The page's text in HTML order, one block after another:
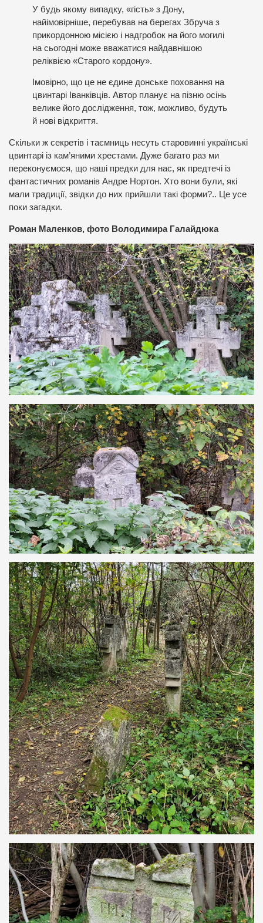
У будь якому випадку, «гість» з Дону,
найімовірніше, перебував на берегах Збруча з
прикордонною місією і надгробок на його могилі
на сьогодні може вважатися найдавнішою
реліквією «Старого кордону».
Імовірно, що це не єдине донське поховання на
цвинтарі Іванківців. Автор планує на пізню осінь
велике його дослідження, тож, можливо, будуть
й нові відкриття.
Скільки ж секретів і таємниць несуть старовинні українські
цвинтарі із кам’яними хрестами. Дуже багато раз ми
переконуємося, що наші предки для нас, як предтечі із
фантастичних романів Андре Нортон. Хто вони були, які
мали традиції, звідки до них прийшли такі форми?.. Це усе
поки загадки.
Роман Маленков, фото Володимира Галайдюка